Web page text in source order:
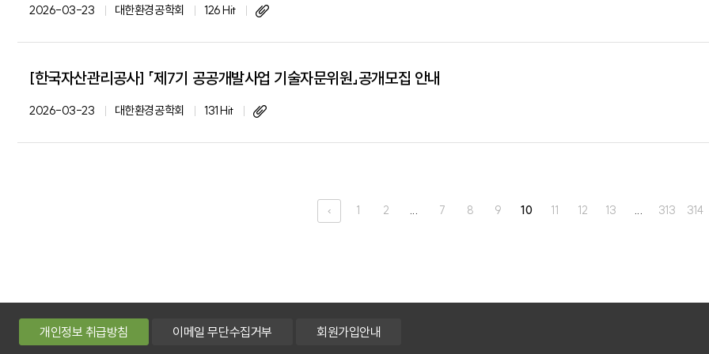
2026-03-23 대한환경공학회 126 Hit
[한국자산관리공사] 「제7기 공공개발사업 기술자문위원」공개모집 안내
2026-03-23 대한환경공학회 131 Hit
‹ 1 2 7 8 9 10 11 12 13 313 314
개인정보 취급방침 이메일 무단수집거부 회원가입안내